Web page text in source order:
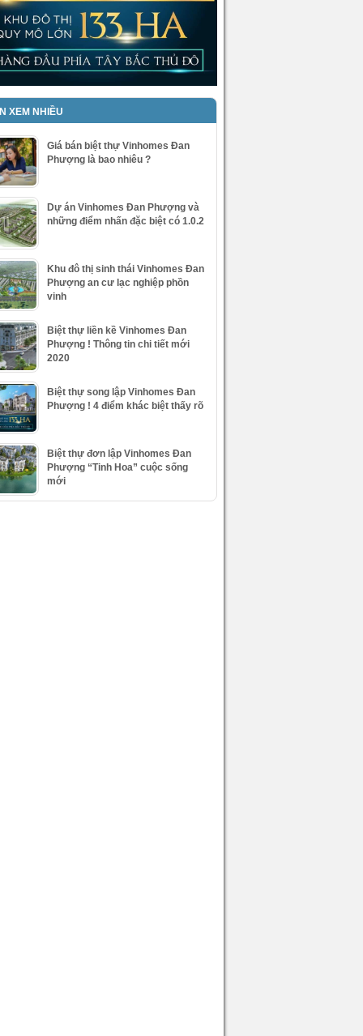
XEM NHIỀU
Giá bán biệt thự Vinhomes Đan
Phượng là bao nhiêu ?
Dự án Vinhomes Đan Phượng và
những điểm nhấn đặc biệt có 1.0.2
Khu đô thị sinh thái Vinhomes Đan
Phượng an cư lạc nghiệp phồn
vinh
Biệt thự liền kề Vinhomes Đan
Phượng ! Thông tin chi tiết mới
2020
Biệt thự song lập Vinhomes Đan
Phượng ! 4 điểm khác biệt thấy rõ
Biệt thự đơn lập Vinhomes Đan
Phượng “Tinh Hoa” cuộc sống
mới